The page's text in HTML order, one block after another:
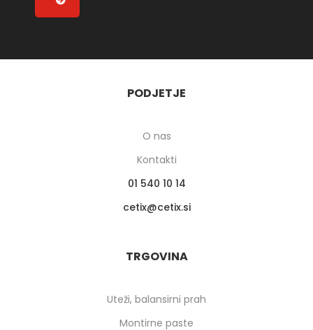
PODJETJE
O nas
Kontakti
01 540 10 14
cetix
cetix.si
TRGOVINA
Uteži, balansirni prah
Montirne paste